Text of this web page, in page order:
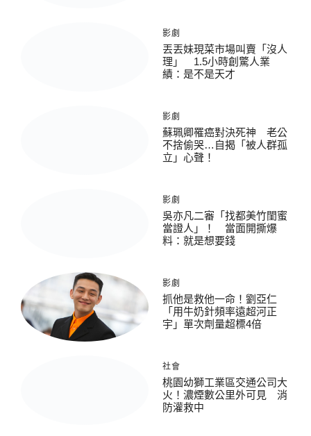
影劇
丟丟妹現菜市場叫賣「沒人
理」 1.5小時創驚人業
績：是不是天才
影劇
蘇珮卿罹癌對決死神 老公
不捨偷哭…自揭「被人群孤
立」心聲！
影劇
吳亦凡二審「找都美竹閨蜜
當證人」！ 當面開撕爆
料：就是想要錢
影劇
抓他是救他一命！劉亞仁
「用牛奶針頻率遠超河正
宇」單次劑量超標4倍
社會
桃園幼獅工業區交通公司大
火！濃煙數公里外可見 消
防灌救中